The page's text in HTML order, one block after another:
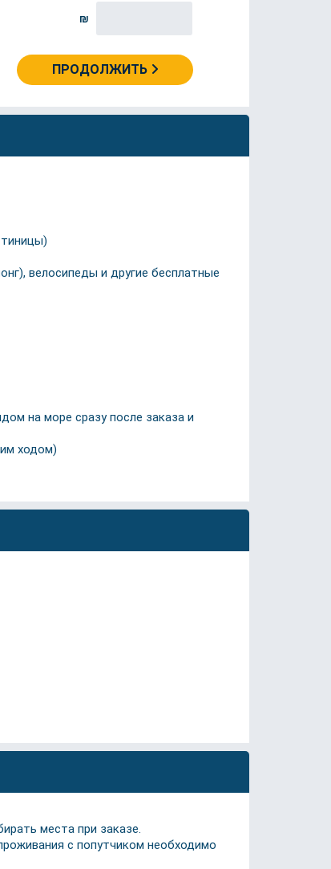
₪
ПРОДОЛЖИТЬ
велосипеды и другие бесплатные
на море сразу после заказа и
ходом)
места при заказе.
с попутчиком необходимо